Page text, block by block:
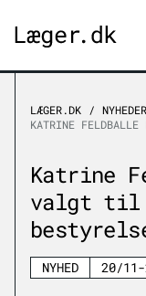
LÆGER.DK
NYHEDER
KATRINE FELDBALLE
Katrine
valgt til
NYHED 20/11-